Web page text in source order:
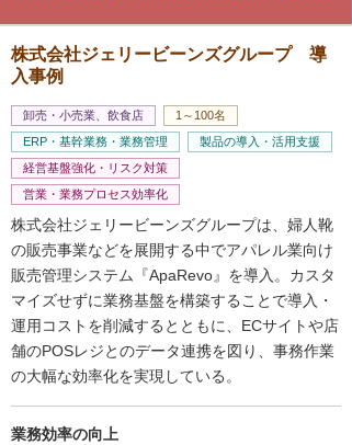
株式会社ジェリービーンズグループ 導
入事例
卸売・小売業、飲食店
1～100名
ERP・基幹業務・業務管理
製品の導入・活用支援
経営基盤強化・リスク対策
営業・業務プロセス効率化
株式会社ジェリービーンズグループは、婦人靴
の販売事業などを展開する中でアパレル業向け
販売管理システム『ApaRevo』を導入。カスタ
マイズせずに業務基盤を構築することで導入・
運用コストを削減するとともに、ECサイトや店
舗のPOSレジとのデータ連携を図り、事務作業
の大幅な効率化を実現している。
業務効率の向上